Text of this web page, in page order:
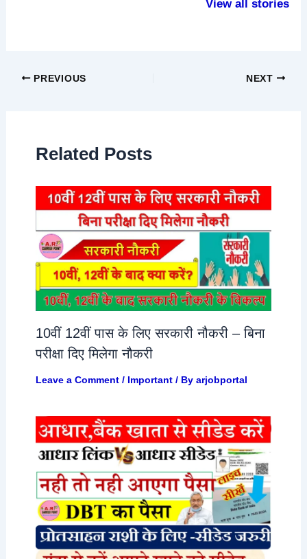
View all stories
PREVIOUS NEXT
Related Posts
10वीं 12वीं पास के लिए सरकारी नौकरी – बिना
परीक्षा दिए मिलेगा नौकरी
Leave a Comment / Important/ By arjobportal